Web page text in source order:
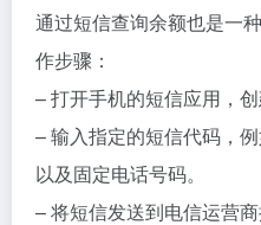
通过短信查询余额也是一
作步骤：
– 打开手机的短信应用，创
– 输入指定的短信代码，例
以及固定电话号码。
– 将短信发送到电信运营商